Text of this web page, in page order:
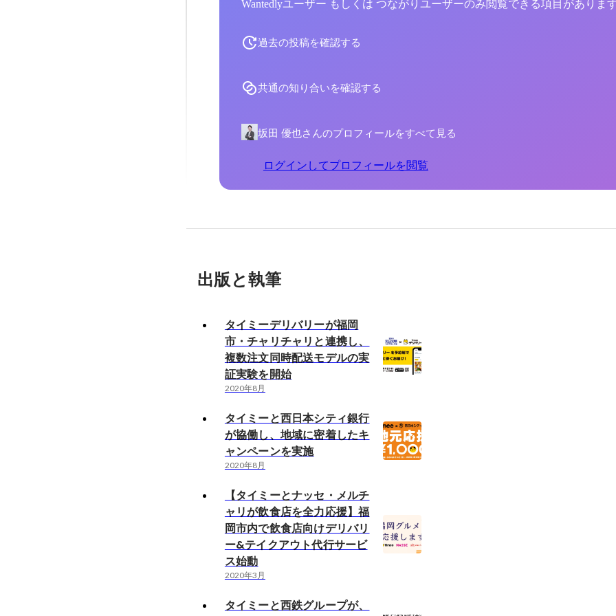
Wantedlyユーザー もしくは つながりユーザーのみ閲覧できる項目がありま
過去の投稿を確認する
共通の知り合いを確認する
坂田 優也さんのプロフィールをすべて見る
ログインしてプロフィールを閲覧
出版と執筆
タイミーデリバリーが福岡
市・チャリチャリと連携し、
複数注文同時配送モデルの実
証実験を開始
2020年8月
タイミーと西日本シティ銀行
が協働し、地域に密着したキ
ャンペーンを実施
2020年8月
【タイミーとナッセ・メルチ
ャリが飲食店を全力応援】福
岡市内で飲食店向けデリバリ
ー&テイクアウト代行サービ
ス始動
2020年3月
タイミーと西鉄グループが、